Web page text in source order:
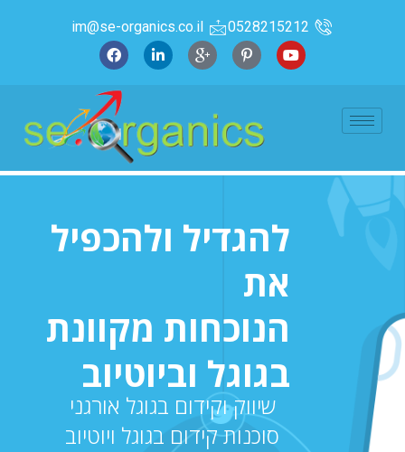
0528215212
im@se-organics.co.il
להגדיל ולהכפיל
את
הנוכחות מקוונת
בגוגל וביוטיוב
שיווק וקידום בגוגל אורגני
סוכנות קידום בגוגל ויוטיוב